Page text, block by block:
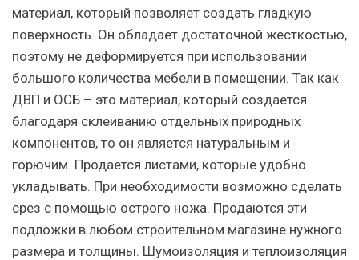
материал, который позволяет создать гладкую
поверхность. Он обладает достаточной жесткостью,
поэтому не деформируется при использовании
большого количества мебели в помещении. Так как
ДВП и ОСБ – это материал, который создается
благодаря склеиванию отдельных природных
компонентов, то он является натуральным и
горючим. Продается листами, которые удобно
укладывать. При необходимости возможно сделать
срез с помощью острого ножа. Продаются эти
подложки в любом строительном магазине нужного
размера и толщины. Шумоизоляция и теплоизоляция